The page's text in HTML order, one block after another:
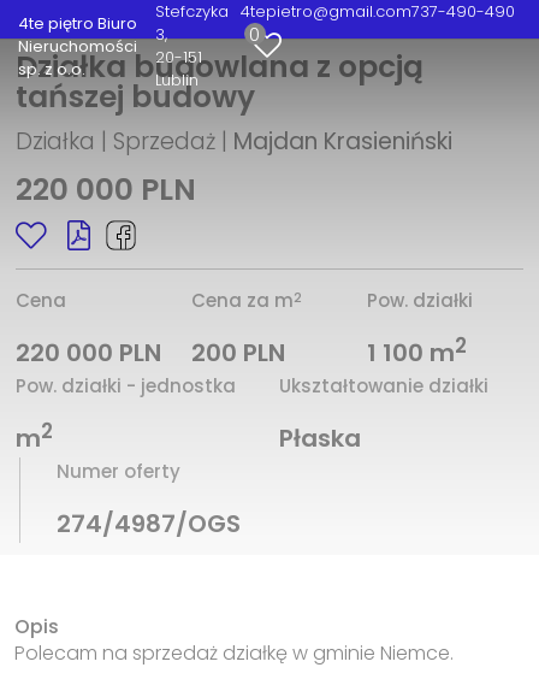
4te piętro Biuro
Nieruchomości
sp. z o.o.
Stefczyka
3
20-151
Lublin
4tepietro@gmail.com737-490-490
0
Działka budowlana z opcją
tańszej budowy
Działka | Sprzedaż | Majdan Krasieniński
220 000 PLN
Cena
220 000 PLN
Cena za m2
200 PLN
Pow. działki
1 100 m2
Pow. działki - jednostka
m2
Ukształtowanie działki
Płaska
Numer oferty
274/4987/OGS
Opis
Polecam na sprzedaż działkę w gminie Niemce.